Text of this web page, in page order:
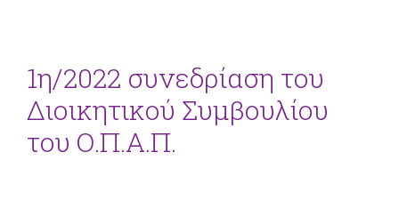
1η/2022 συνεδρίαση του
Διοικητικού Συμβουλίου
του Ο.Π.Α.Π.